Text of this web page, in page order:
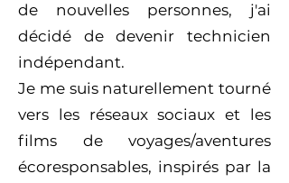
de nouvelles personnes, j'ai
décidé de devenir technicien
indépendant.
Je me suis naturellement tourné
vers les réseaux sociaux et les
films de voyages/aventures
écoresponsables, inspirés par la